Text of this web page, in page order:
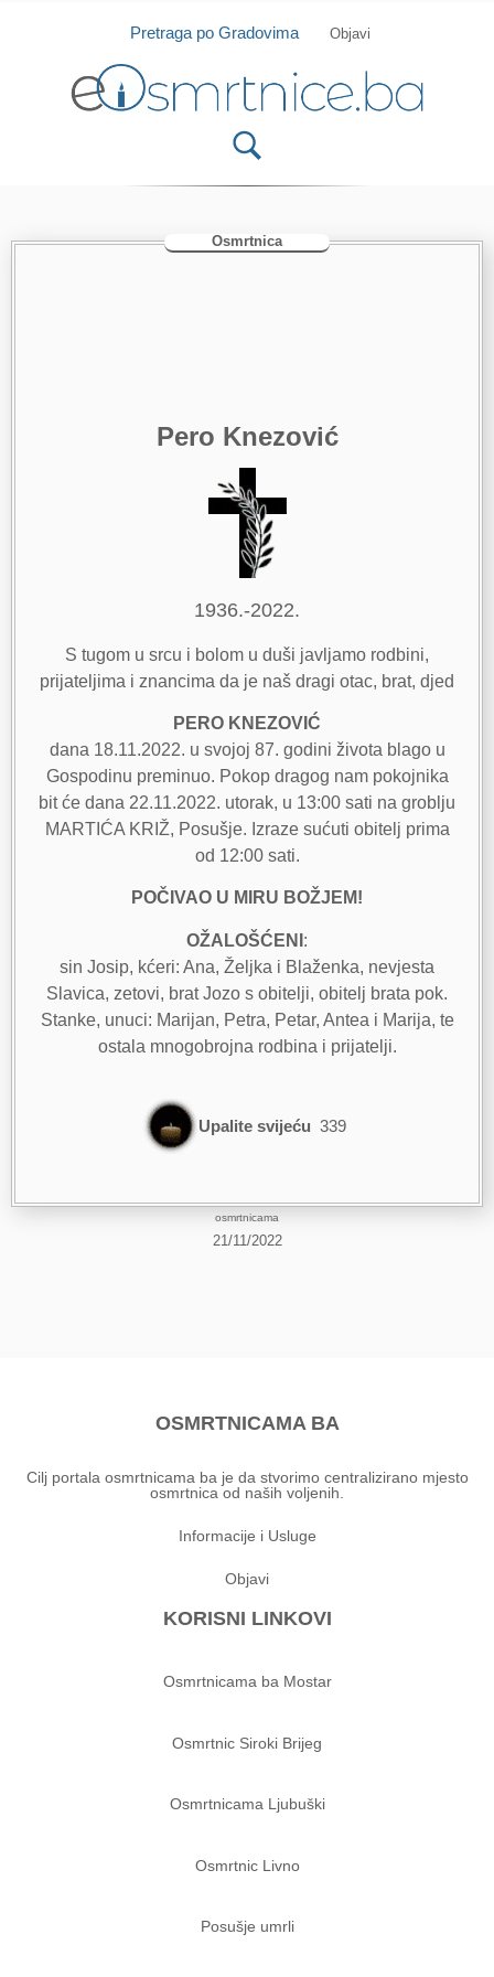
Isprobajte našu Android i IOS aplikaciju
Pretraga po Gradovima Objavi
Osmrtnica
Pero Knezović
1936.-2022.
S tugom u srcu i bolom u duši javljamo rodbini,
prijateljima i znancima da je naš dragi otac, brat, djed
PERO KNEZOVIĆ
dana 18.11.2022. u svojoj 87. godini života blago u
Gospodinu preminuo. Pokop dragog nam pokojnika
bit će dana 22.11.2022. utorak, u 13:00 sati na groblju
MARTIĆA KRIŽ, Posušje. Izraze sućuti obitelj prima
od 12:00 sati.
POČIVAO U MIRU BOŽJEM!
OŽALOŠĆENI :
sin Josip, kćeri: Ana, Željka i Blaženka, nevjesta
Slavica, zetovi, brat Jozo s obitelji, obitelj brata pok.
Stanke, unuci: Marijan, Petra, Petar, Antea i Marija, te
ostala mnogobrojna rodbina i prijatelji.
Upalite svijeću 339
osmrtnicama
21/11/2022
OSMRTNICAMA BA
Cilj portala osmrtnicama ba je da stvorimo centralizirano mjesto
osmrtnica od naših voljenih.
Informacije i Usluge
Objavi
KORISNI LINKOVI
Osmrtnicama ba Mostar
Osmrtnic Siroki Brijeg
Osmrtnicama Ljubuški
Osmrtnic Livno
Posušje umrli